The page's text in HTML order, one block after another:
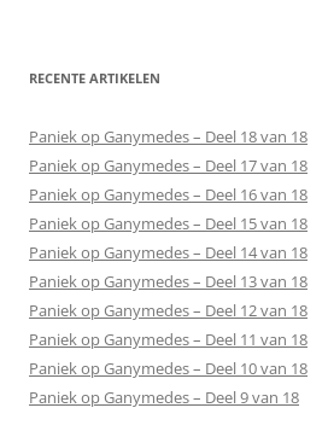
RECENTE ARTIKELEN
Paniek op Ganymedes – Deel 18 van 18
Paniek op Ganymedes – Deel 17 van 18
Paniek op Ganymedes – Deel 16 van 18
Paniek op Ganymedes – Deel 15 van 18
Paniek op Ganymedes – Deel 14 van 18
Paniek op Ganymedes – Deel 13 van 18
Paniek op Ganymedes – Deel 12 van 18
Paniek op Ganymedes – Deel 11 van 18
Paniek op Ganymedes – Deel 10 van 18
Paniek op Ganymedes – Deel 9 van 18